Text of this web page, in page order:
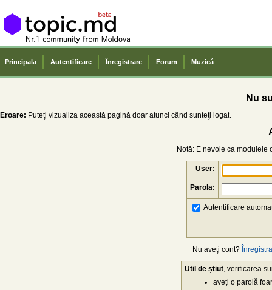
Principala Autentificare Înregistrare Forum Muzică
Nu
Eroare: Puteţi vizualiza această pagină doar atunci când sunteţi logat.
Notă: E nevoie ca modulele
User:
Parola:
Autentificare
Nu aveţi cont?
Util de știut , verificarea
aveți o parolă